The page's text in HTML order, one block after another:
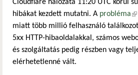
Cloudflare hálózata 11:20 UTC körül
hibákat kezdett mutatni. A probléma
miatt több millió felhasználó
5xx HTTP-hibaoldalakkal, számos
és szolgáltatás pedig részben vagy
elérhetetlenné vált.